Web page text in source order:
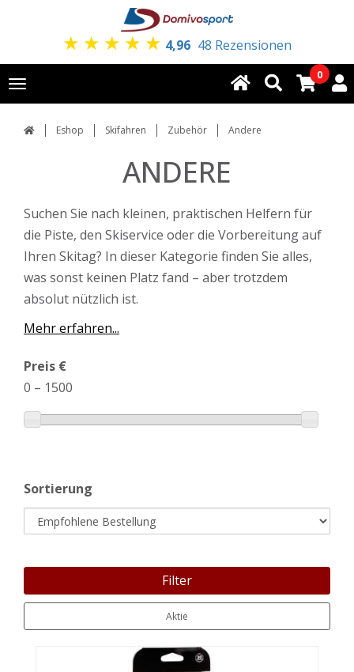
★ ★ ★ ★ ★ 4,96 48 Rezensionen
Toggle
navigation
0
Eshop Skifahren Zubehör Andere
ANDERE
Suchen Sie nach kleinen, praktischen Helfern für
die Piste, den Skiservice oder die Vorbereitung auf
Ihren Skitag? In dieser Kategorie finden Sie alles,
was sonst keinen Platz fand – aber trotzdem
absolut nützlich ist.
Mehr erfahren...
Preis €
0 – 1500
Sortierung
Filter
Aktie